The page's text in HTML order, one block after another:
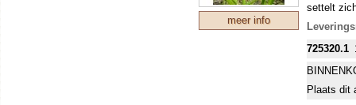
meer info
settelt
725320.1
Plaats dit